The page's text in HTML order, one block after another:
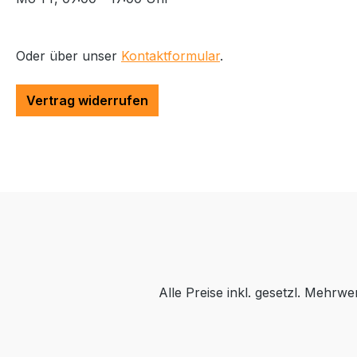
Oder über unser Kontaktformular.
Vertrag widerrufen
Alle Preise inkl. gesetzl.